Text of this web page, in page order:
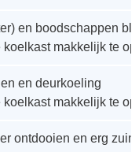
en boodschappen
koelkast makkelijk te
en deurkoeling
koelkast makkelijk te
ontdooien en erg